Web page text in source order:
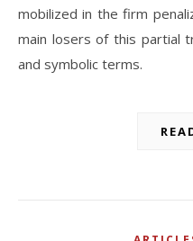
mobilized in the firm
main losers of this partial
and symbolic terms.